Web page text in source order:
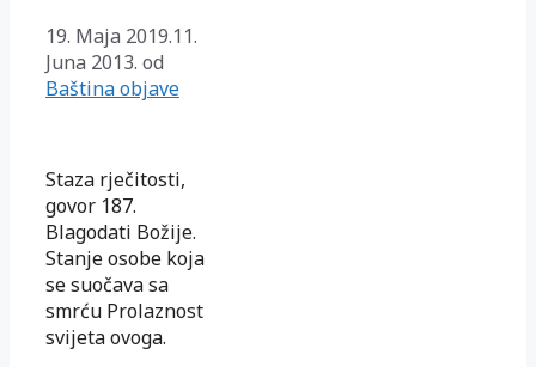
19. Maja 2019.11.
Juna 2013. od
Baština objave
Staza rječitosti,
govor 187.
Blagodati Božije.
Stanje osobe koja
se suočava sa
smrću Prolaznost
svijeta ovoga.